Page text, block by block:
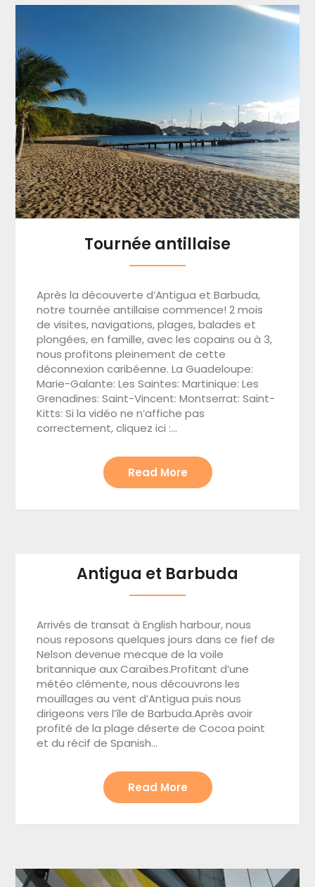
Tournée antillaise
Après la découverte d’Antigua et Barbuda,
notre tournée antillaise commence! 2 mois
de visites, navigations, plages, balades et
plongées, en famille, avec les copains ou à 3,
nous profitons pleinement de cette
déconnexion caribéenne. La Guadeloupe:
Marie-Galante: Les Saintes: Martinique: Les
Grenadines: Saint-Vincent: Montserrat: Saint-
Kitts: Si la vidéo ne n’affiche pas
correctement, cliquez ici :…
Read More
Antigua et Barbuda
Arrivés de transat à English harbour, nous
nous reposons quelques jours dans ce fief de
Nelson devenue mecque de la voile
britannique aux Caraïbes.Profitant d’une
météo clémente, nous découvrons les
mouillages au vent d’Antigua puis nous
dirigeons vers l’île de Barbuda.Après avoir
profité de la plage déserte de Cocoa point
et du récif de Spanish…
Read More